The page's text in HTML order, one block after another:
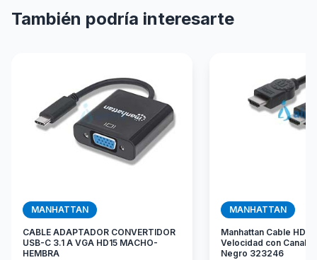
También podría interesarte
MANHATTAN
CABLE ADAPTADOR CONVERTIDOR
USB-C 3.1 A VGA HD15 MACHO-
HEMBRA
MANHATTAN
Manhattan Cable
Velocidad con Canal
Negro 323246